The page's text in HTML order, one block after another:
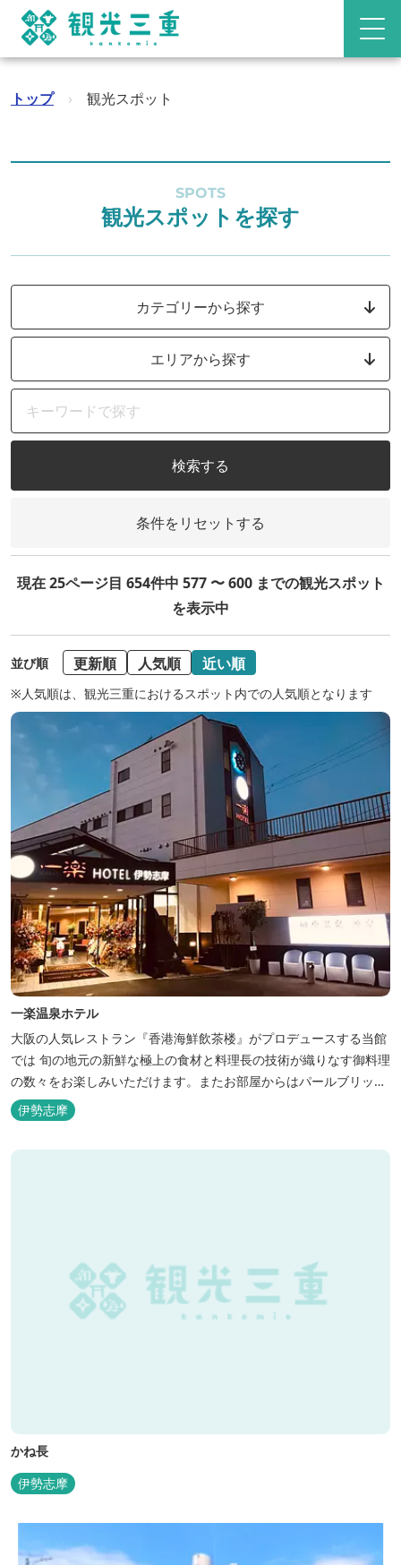
トップ › 観光スポット
SPOTS
観光スポットを探す
カテゴリーから探す
エリアから探す
検索する
条件をリセットする
現在 25ページ目 654件中 577 〜 600 までの観光スポット
を表示中
並び順 更新順 人気順 近い順
※人気順は、観光三重におけるスポット内での人気順となります
一楽温泉ホテル
大阪の人気レストラン『香港海鮮飲茶楼』がプロデュースする当館
では 旬の地元の新鮮な極上の食材と料理長の技術が織りなす御料理
の数々をお楽しみいただけます。またお部屋からはパールブリッジ
や真珠筏など、美しい景色が一望できます。「美肌の湯」として有
名な榊原温泉の運び湯を使用した大浴場も完備。
伊勢志摩
かね長
伊勢志摩